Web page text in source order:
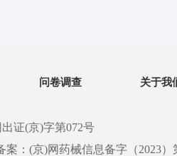
问卷调查 关于我
证(京)字第072号
：(京)网药械信息备字（2023）